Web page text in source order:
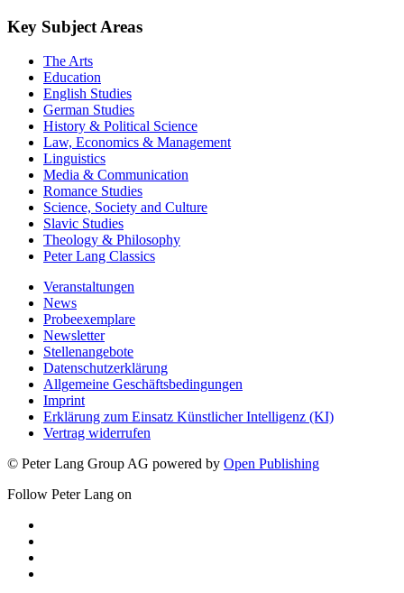
Key Subject Areas
The Arts
Education
English Studies
German Studies
History & Political Science
Law, Economics & Management
Linguistics
Media & Communication
Romance Studies
Science, Society and Culture
Slavic Studies
Theology & Philosophy
Peter Lang Classics
Veranstaltungen
News
Probeexemplare
Newsletter
Stellenangebote
Datenschutzerklärung
Allgemeine Geschäftsbedingungen
Imprint
Erklärung zum Einsatz Künstlicher Intelligenz (KI)
Vertrag widerrufen
© Peter Lang Group AG powered by Open Publishing
Follow Peter Lang on